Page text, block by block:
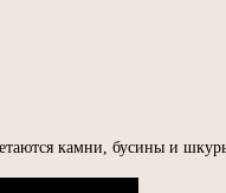
камни, бусины и